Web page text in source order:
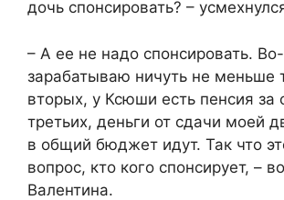
дочь спонсировать? –
– А ее не надо спонсировать.
зарабатываю ничуть не меньше
вторых, у Ксюши есть пенсия за
третьих, деньги от сдачи моей
в общий бюджет идут. Так что
вопрос, кто кого спонсирует, –
Валентина.